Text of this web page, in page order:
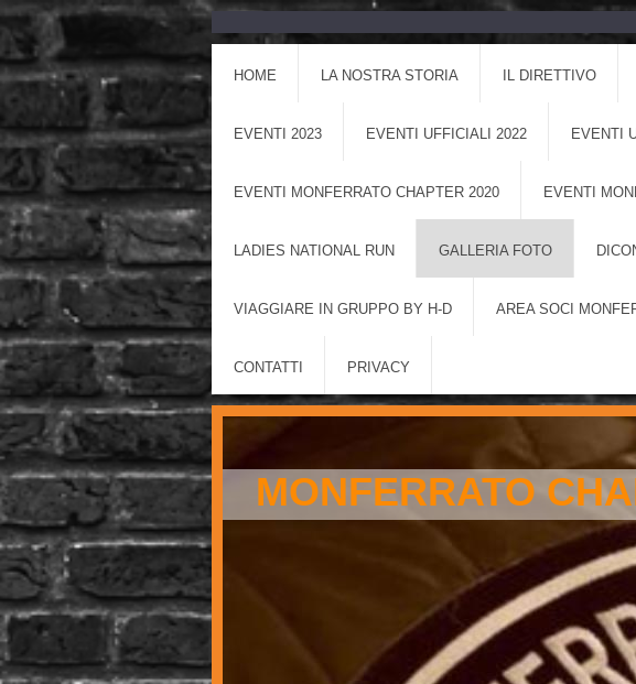
HOME LA NOSTRA STORIA IL DIRETTIVO
EVENTI 2023 EVENTI UFFICIALI 2022 EVENTI
EVENTI MONFERRATO CHAPTER 2020 EVENTI
LADIES NATIONAL RUN GALLERIA FOTO
VIAGGIARE IN GRUPPO BY H-D AREA SOCI
CONTATTI PRIVACY
MONFERRATO